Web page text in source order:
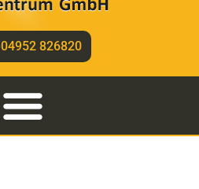
04952 826820